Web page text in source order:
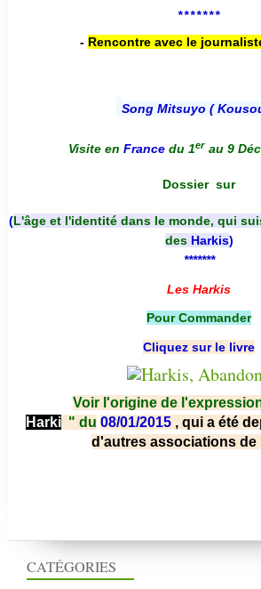
CATÉGORIES
*******
- Rencontre avec le
Song Mitsuyo (
Visite en France du 1er au 9
Dossier sur
(L'âge et l'identité dans le monde, qui
des Harkis)
*******
Les Harkis
Pour Commander
Cliquez sur le livre
Voir l'origine de
Harki " du 08/01/2015 , qui a été
d'autres associations de